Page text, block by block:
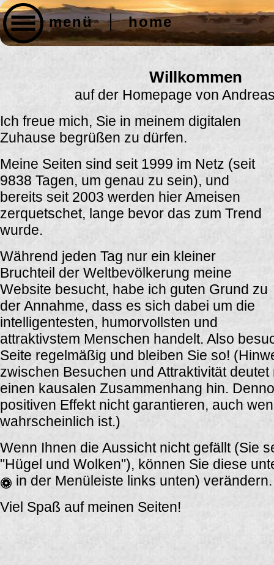
menü home
Willkommen
auf der Homepage von
Ich freue mich, Sie in meinem digitalen
Zuhause begrüßen zu dürfen.
Meine Seiten sind seit 1999 im Netz (seit
9838 Tagen, um genau zu sein), und
bereits seit 2003 werden hier Ameisen
zerquetschet, lange bevor das zum Trend
wurde.
Während jeden Tag nur ein kleiner
Bruchteil der Weltbevölkerung meine
Website besucht, habe ich guten Grund zu
der Annahme, dass es sich dabei um die
intelligentesten, humorvollsten und
attraktivstem Menschen handelt. Also
Seite regelmäßig und bleiben Sie so!
zwischen Besuchen und Attraktivität
einen kausalen Zusammenhang hin.
positiven Effekt nicht garantieren, auch
wahrscheinlich ist.)
Wenn Ihnen die Aussicht nicht gefällt (Sie
"Hügel und Wolken"), können Sie diese
in der Menüleiste links unten) verändern.
Viel Spaß auf meinen Seiten!